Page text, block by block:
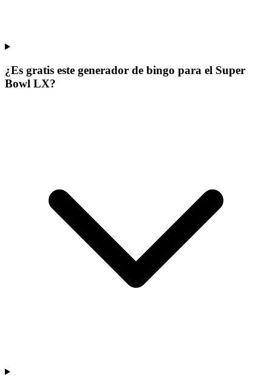
¿Es gratis este generador de bingo para el Super
Bowl LX?